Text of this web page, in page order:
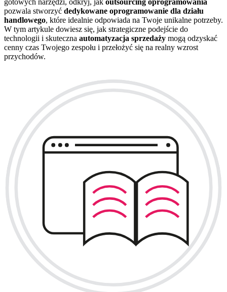
gotowych narzędzi, odkryj, jak outsourcing oprogramowania
pozwala stworzyć dedykowane oprogramowanie dla działu
handlowego, które idealnie odpowiada na Twoje unikalne potrzeby.
W tym artykule dowiesz się, jak strategiczne podejście do
technologii i skuteczna automatyzacja sprzedaży mogą odzyskać
cenny czas Twojego zespołu i przełożyć się na realny wzrost
przychodów.